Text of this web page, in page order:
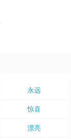
永远
惊喜
漂亮